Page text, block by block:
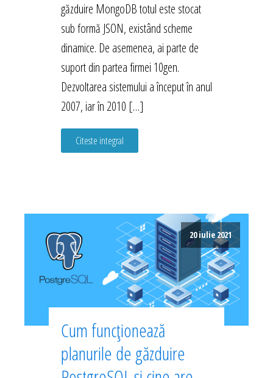
găzduire MongoDB totul este stocat
sub formă JSON, existând scheme
dinamice. De asemenea, ai parte de
suport din partea firmei 10gen.
Dezvoltarea sistemului a început în anul
2007, iar în 2010 […]
Citeste integral
20 iulie 2021
Cum funcționează
planurile de găzduire